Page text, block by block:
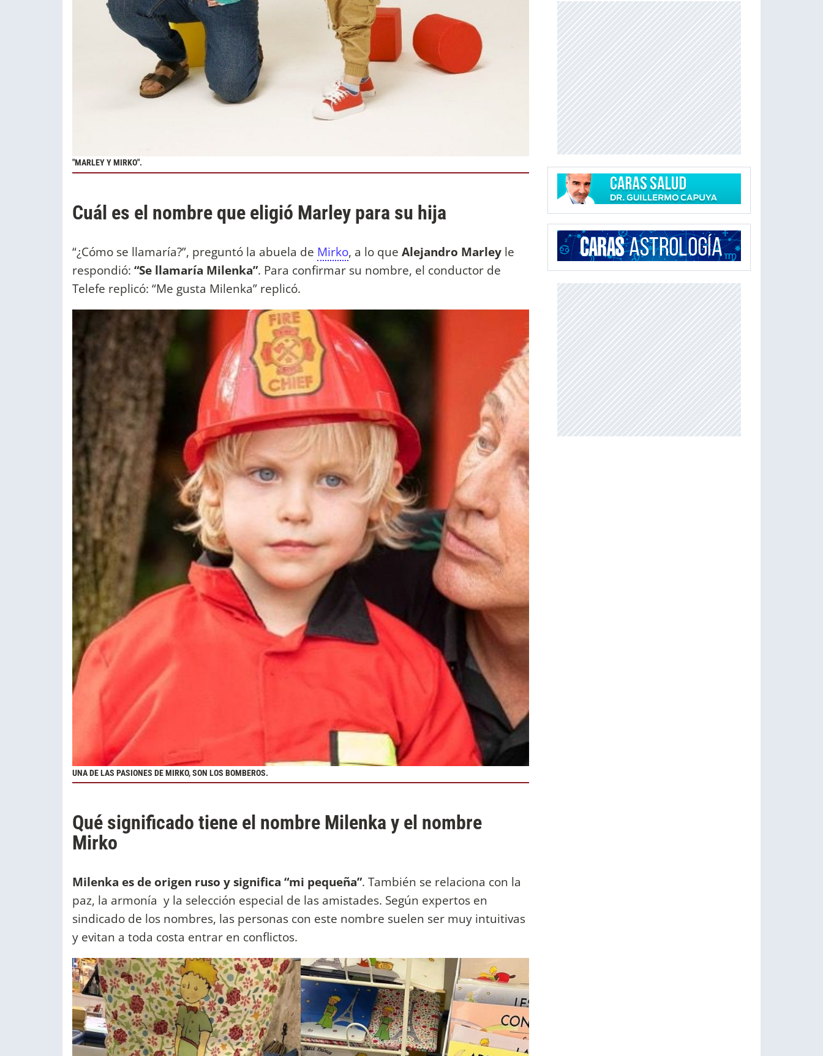
"MARLEY Y MIRKO".
Cuál es el nombre que eligió Marley para su hija
“¿Cómo se llamaría?”, preguntó la abuela de Mirko, a lo que Alejandro Marley le
respondió: “Se llamaría Milenka”. Para confirmar su nombre, el conductor de
Telefe replicó: “Me gusta Milenka” replicó.
UNA DE LAS PASIONES DE MIRKO, SON LOS BOMBEROS.
Qué significado tiene el nombre Milenka y el nombre
Mirko
Milenka es de origen ruso y significa “mi pequeña”. También se relaciona con la
paz, la armonía y la selección especial de las amistades. Según expertos en
sindicado de los nombres, las personas con este nombre suelen ser muy intuitivas
y evitan a toda costa entrar en conflictos.